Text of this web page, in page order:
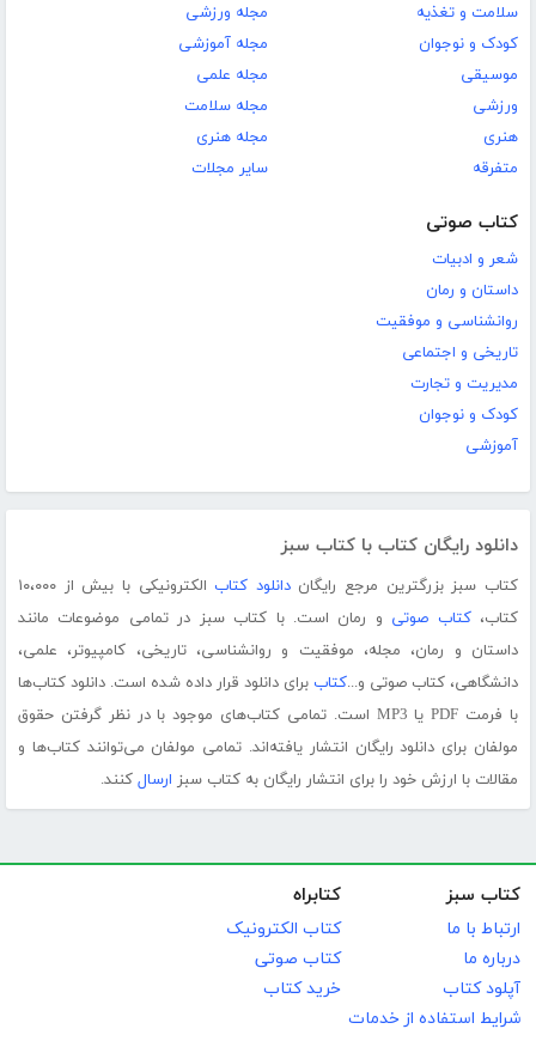
سلامت و تغذیه
کودک و نوجوان
موسیقی
ورزشی
هنری
متفرقه
مجله ورزشی
مجله آموزشی
مجله علمی
مجله سلامت
مجله هنری
سایر مجلات
کتاب صوتی
شعر و ادبیات
داستان و رمان
روانشناسی و موفقیت
تاریخی و اجتماعی
مدیریت و تجارت
کودک و نوجوان
آموزشی
دانلود رایگان کتاب با کتاب سبز
کتاب سبز بزرگترین مرجع رایگاندانلود کتاب
الکترونیکی با بیش از ۱۰،۰۰۰
کتاب،کتاب صوتی و رمان است. با کتاب سبز در تمامی موضوعات مانند
داستان و رمان، مجله، موفقیت و روانشناسی، تاریخی، کامپیوتر، علمی،
دانشگاهی، کتاب صوتی و...کتاب برای دانلود قرار داده شده است. دانلود کتاب‌ها
با فرمت PDF یا MP3 است. تمامی کتاب‌های موجود با در نظر گرفتن حقوق
مولفان برای دانلود رایگان انتشار یافته‌اند. تمامی مولفان می‌توانند کتاب‌ها و
مقالات با ارزش خود را برای انتشار رایگان به کتاب سبز ارسال کنند.
کتاب سبز
ارتباط با ما
درباره ما
آپلود کتاب
شرایط استفاده از خدمات
کتابراه
کتاب الکترونیک
کتاب صوتی
خرید کتاب